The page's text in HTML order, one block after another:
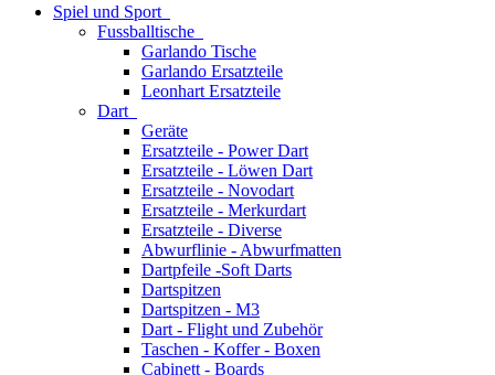
Spiel und Sport
Fussballtische
Garlando Tische
Garlando Ersatzteile
Leonhart Ersatzteile
Dart
Geräte
Ersatzteile - Power Dart
Ersatzteile - Löwen Dart
Ersatzteile - Novodart
Ersatzteile - Merkurdart
Ersatzteile - Diverse
Abwurflinie - Abwurfmatten
Dartpfeile -Soft Darts
Dartspitzen
Dartspitzen - M3
Dart - Flight und Zubehör
Taschen - Koffer - Boxen
Cabinett - Boards